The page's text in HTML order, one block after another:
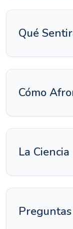
Qué
Cómo
La Ciencia